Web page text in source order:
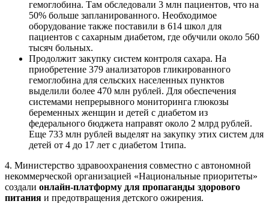
гемоглобина. Там обследовали 3 млн пациентов, что на
50% больше запланированного. Необходимое
оборудование также поставили в 614 школ для
пациентов с сахарным диабетом, где обучили около 560
тысяч больных.
Продолжит закупку систем контроля сахара. На
приобретение 379 анализаторов гликированного
гемоглобина для сельских населенных пунктов
выделили более 470 млн рублей. Для обеспечения
системами непрерывного мониторинга глюкозы
беременных женщин и детей с диабетом из
федерального бюджета направят около 2 млрд рублей.
Еще 733 млн рублей выделят на закупку этих систем для
детей от 4 до 17 лет с диабетом 1типа.
4. Министерство здравоохранения совместно с автономной
некоммерческой организацией «Национальные приоритеты»
создали онлайн-платформу для пропаганды здорового
питания и предотвращения детского ожирения.